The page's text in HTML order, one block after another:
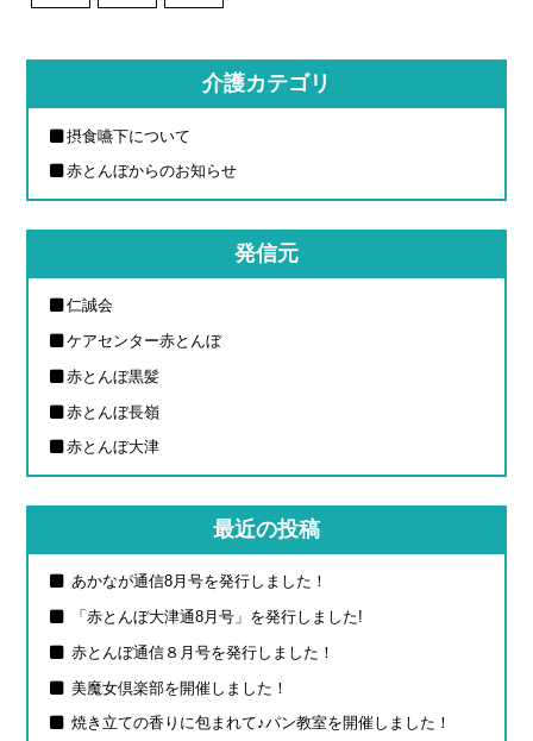
介護カテゴリ
摂食嚥下について
赤とんぼからのお知らせ
発信元
仁誠会
ケアセンター赤とんぼ
赤とんぼ黒髪
赤とんぼ長嶺
赤とんぼ大津
最近の投稿
あかなが通信8月号を発行しました！
「赤とんぼ大津通8月号」を発行しました!
赤とんぼ通信８月号を発行しました！
美魔女倶楽部を開催しました！
焼き立ての香りに包まれて♪パン教室を開催しました！